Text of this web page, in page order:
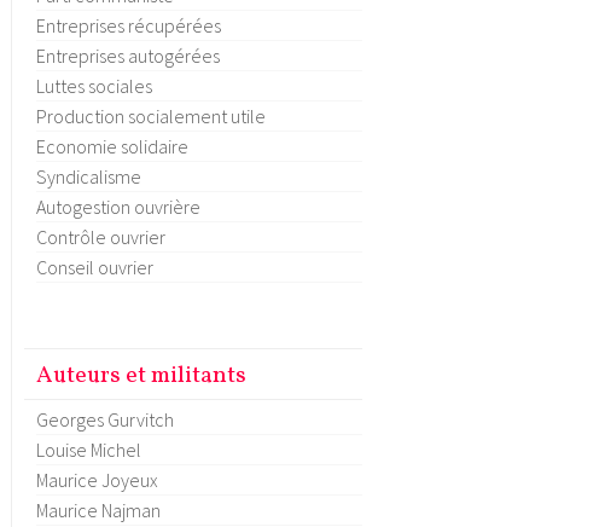
Entreprises récupérées
Entreprises autogérées
Luttes sociales
Production socialement utile
Economie solidaire
Syndicalisme
Autogestion ouvrière
Contrôle ouvrier
Conseil ouvrier
Auteurs et militants
Georges Gurvitch
Louise Michel
Maurice Joyeux
Maurice Najman